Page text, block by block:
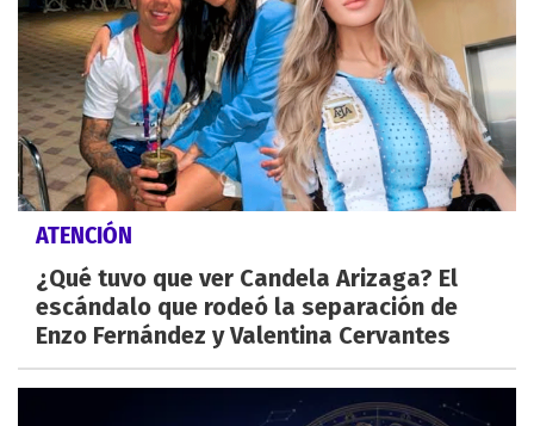
ATENCIÓN
¿Qué tuvo que ver Candela Arizaga? El
escándalo que rodeó la separación de
Enzo Fernández y Valentina Cervantes